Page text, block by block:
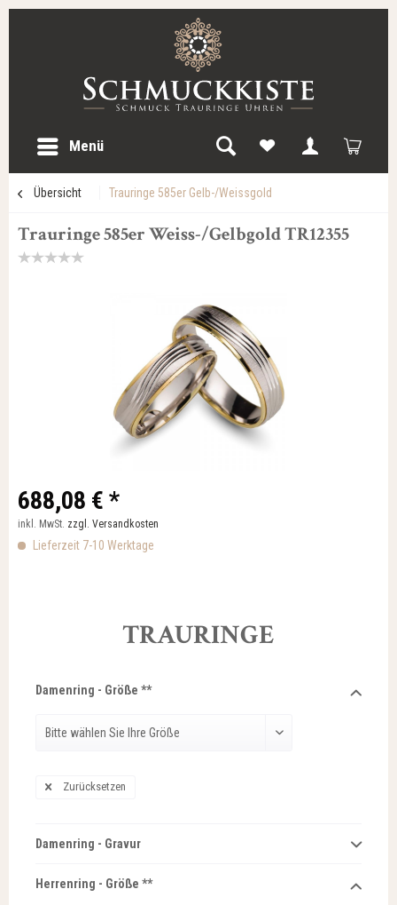
Menü
Übersicht Trauringe 585er Gelb-/Weissgold
Trauringe 585er Weiss-/Gelbgold TR12355
688,08 € *
inkl. MwSt. zzgl. Versandkosten
Lieferzeit 7-10 Werktage
TRAURINGE
Damenring - Größe **
Zurücksetzen
Damenring - Gravur
Herrenring - Größe **